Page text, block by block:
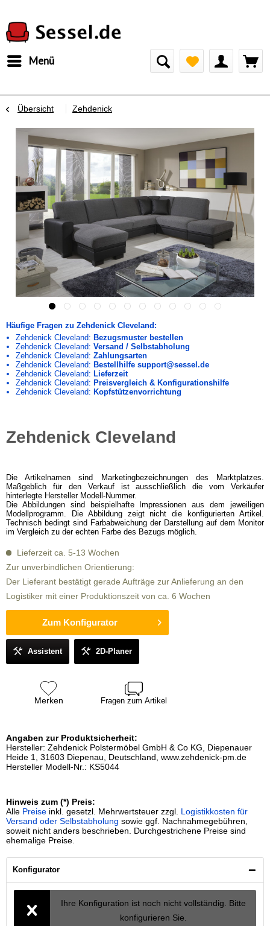
Menü
Übersicht Zehdenick
Häufige Fragen zu Zehdenick Cleveland:
Zehdenick Cleveland: Bezugsmuster bestellen
Zehdenick Cleveland: Versand / Selbstabholung
Zehdenick Cleveland: Zahlungsarten
Zehdenick Cleveland: Bestellhilfe support@sessel.de
Zehdenick Cleveland: Lieferzeit
Zehdenick Cleveland: Preisvergleich & Konfigurationshilfe
Zehdenick Cleveland: Kopfstützenvorrichtung
Zehdenick Cleveland
Die Artikelnamen sind Marketingbezeichnungen des Marktplatzes.
Maßgeblich für den Verkauf ist ausschließlich die vom Verkäufer
hinterlegte Hersteller Modell-Nummer.
Die Abbildungen sind beispielhafte Impressionen aus dem jeweiligen
Modellprogramm. Die Abbildung zeigt nicht die konfigurierten Artikel.
Technisch bedingt sind Farbabweichung der Darstellung auf dem Monitor
im Vergleich zu der echten Farbe des Bezugs möglich.
Lieferzeit ca. 5-13 Wochen
Zur unverbindlichen Orientierung:
Der Lieferant bestätigt gerade Aufträge zur Anlieferung an den
Logistiker mit einer Produktionszeit von ca. 6 Wochen
Zum Konfigurator
Assistent 2D-Planer
Merken Fragen zum Artikel
Angaben zur Produktsicherheit:
Hersteller: Zehdenick Polstermöbel GmbH & Co KG, Diepenauer
Heide 1, 31603 Diepenau, Deutschland, www.zehdenick-pm.de
Hersteller Modell-Nr.: KS5044
Hinweis zum (*) Preis:
Alle Preise inkl. gesetzl. Mehrwertsteuer zzgl. Logistikkosten für
Versand oder Selbstabholung sowie ggf. Nachnahmegebühren,
soweit nicht anders beschrieben. Durchgestrichene Preise sind
ehemalige Preise.
Konfigurator
Ihre Konfiguration ist noch nicht vollständig. Bitte
konfigurieren Sie.